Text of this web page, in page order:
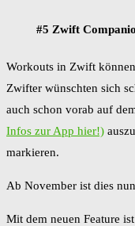
#5 Zwift
Workouts in Zwift
Zwifter wünschten sich
auch schon vorab auf
Infos zur App hier!)
markieren.
Ab November ist dies
Mit dem neuen Feature